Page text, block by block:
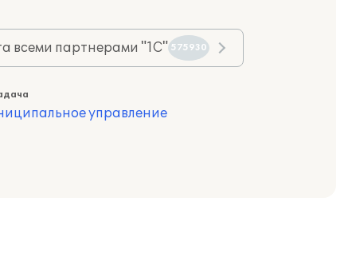
всеми партнерами "1С" 575930
управление